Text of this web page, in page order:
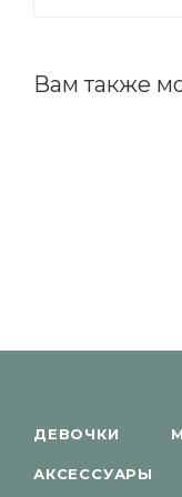
Вам также
ДЕВОЧКИ
АКСЕССУАРЫ